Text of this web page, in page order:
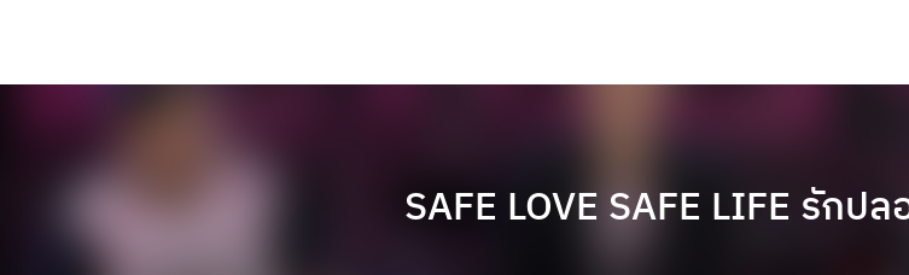
SAFE LOVE SAFE LIFE รักปล